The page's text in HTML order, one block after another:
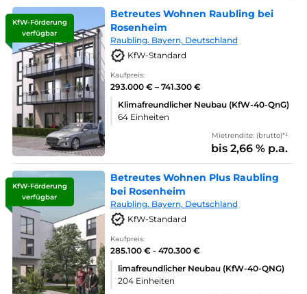
KfW-Förderung
verfügbar
Betreutes Wohnen Raubling bei
Rosenheim
Raubling. Bayern, Deutschland
KfW-Standard
Kaufpreis:
293.000 € – 741.300 €
Klimafreundlicher Neubau (KfW-40-QnG)
64 Einheiten
Mietrendite: (brutto)*¹
bis 2,66 % p.a.
KfW-Förderung
verfügbar
Betreutes Wohnen Plus Raubling
bei Rosenheim
Raubling. Bayern, Deutschland
KfW-Standard
Kaufpreis:
285.100 € - 470.300 €
limafreundlicher Neubau (KfW-40-QNG)
204 Einheiten